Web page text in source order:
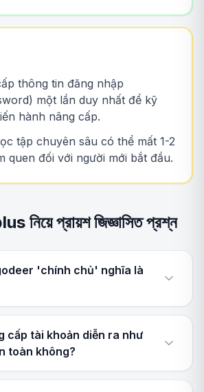
thông tin đăng nhập
một lần duy nhất để kỹ
hành nâng cấp.
tập chuyên sâu có thể mất 1-2
quen đối với người mới bắt đầu.
প্রায়শ জিজ্ঞাসিত প্রশ্ন
'chính chủ' nghĩa là
cấp tài khoản diễn ra như
toàn không?